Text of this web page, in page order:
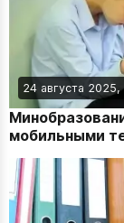
24 августа 2025,
мобильными